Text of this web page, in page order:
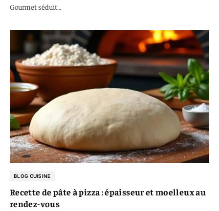
Gourmet séduit…
BLOG CUISINE
Recette de pâte à pizza : épaisseur et moelleux au
rendez-vous